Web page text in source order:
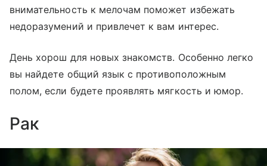
внимательность к мелочам поможет избежать
недоразумений и привлечет к вам интерес.
День хорош для новых знакомств. Особенно легко
вы найдете общий язык с противоположным
полом, если будете проявлять мягкость и юмор.
Рак